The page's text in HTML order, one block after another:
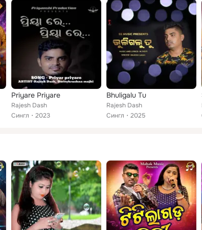
Priyare Priyare
Rajesh Dash
Сингл
2023
Bhuligalu Tu
Rajesh Dash
Сингл
2025